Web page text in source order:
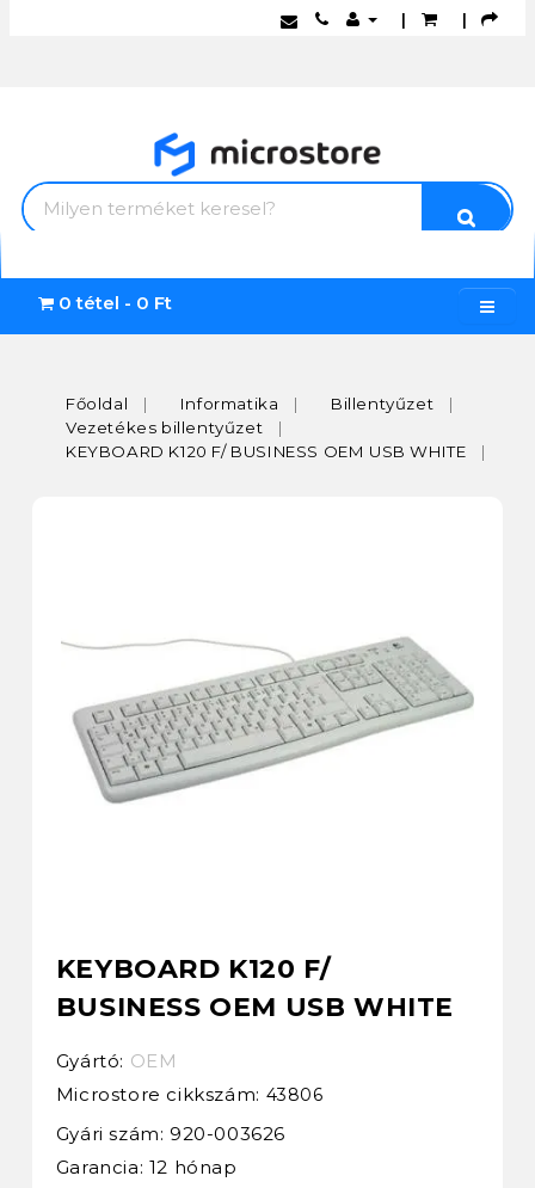
| |
0 tétel - 0 Ft
Főoldal Informatika
Billentyűzet
Vezetékes billentyűzet
KEYBOARD K120 F/ BUSINESS OEM USB WHITE
KEYBOARD K120 F/
BUSINESS OEM USB WHITE
Gyártó: OEM
Microstore cikkszám: 43806
Gyári szám: 920-003626
Garancia: 12 hónap